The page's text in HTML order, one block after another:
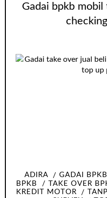
Gadai bpkb
ADIRA GADAI
BPKB
TAKE OVER
KREDIT MOTOR